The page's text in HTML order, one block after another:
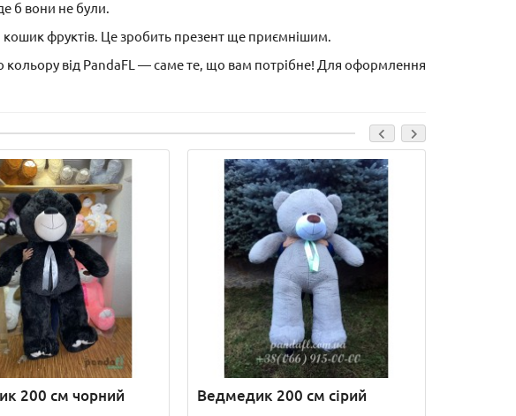
б вони не були.
кошик фруктів. Це зробить презент ще приємнішим.
від PandaFL — саме те, що вам потрібне! Для оформлення
200 см чорний Ведмедик 200 см сірий